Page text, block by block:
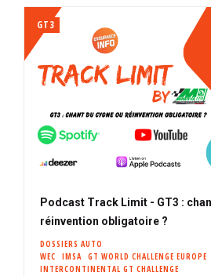
GT3
Podcast Track Limit - GT3 :
réinvention obligatoire ?
DOSSIERS AUTO
WEC
IMSA GT WORLD CHALLENGE EUROPE
INTERCONTINENTAL GT CHALLENGE